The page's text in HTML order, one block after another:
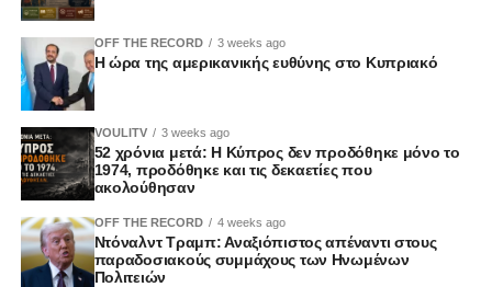
OFF THE RECORD 3 weeks ago
Η ώρα της αμερικανικής ευθύνης στο Κυπριακό
VOULITV 3 weeks ago
52 χρόνια μετά: Η Κύπρος δεν προδόθηκε μόνο το
1974, προδόθηκε και τις δεκαετίες που
ακολούθησαν
OFF THE RECORD 4 weeks ago
Ντόναλντ Τραμπ: Αναξιόπιστος απέναντι στους
παραδοσιακούς συμμάχους των Ηνωμένων
Πολιτειών